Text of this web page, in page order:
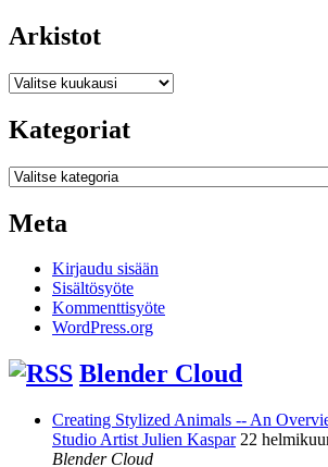
Arkistot
Arkistot
Kategoriat
Kategoriat
Meta
Kirjaudu sisään
Sisältösyöte
Kommenttisyöte
WordPress.org
Blender Cloud
Creating Stylized Animals -- An
Studio Artist Julien Kaspar 22
Blender Cloud